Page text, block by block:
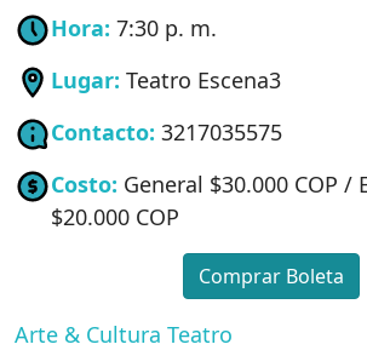
Hora: 7:30 p. m.
Lugar: Teatro Escena3
Contacto: 3217035575
Costo: General $30.000 COP /
$20.000 COP
Comprar Boleta
Arte & Cultura Teatro